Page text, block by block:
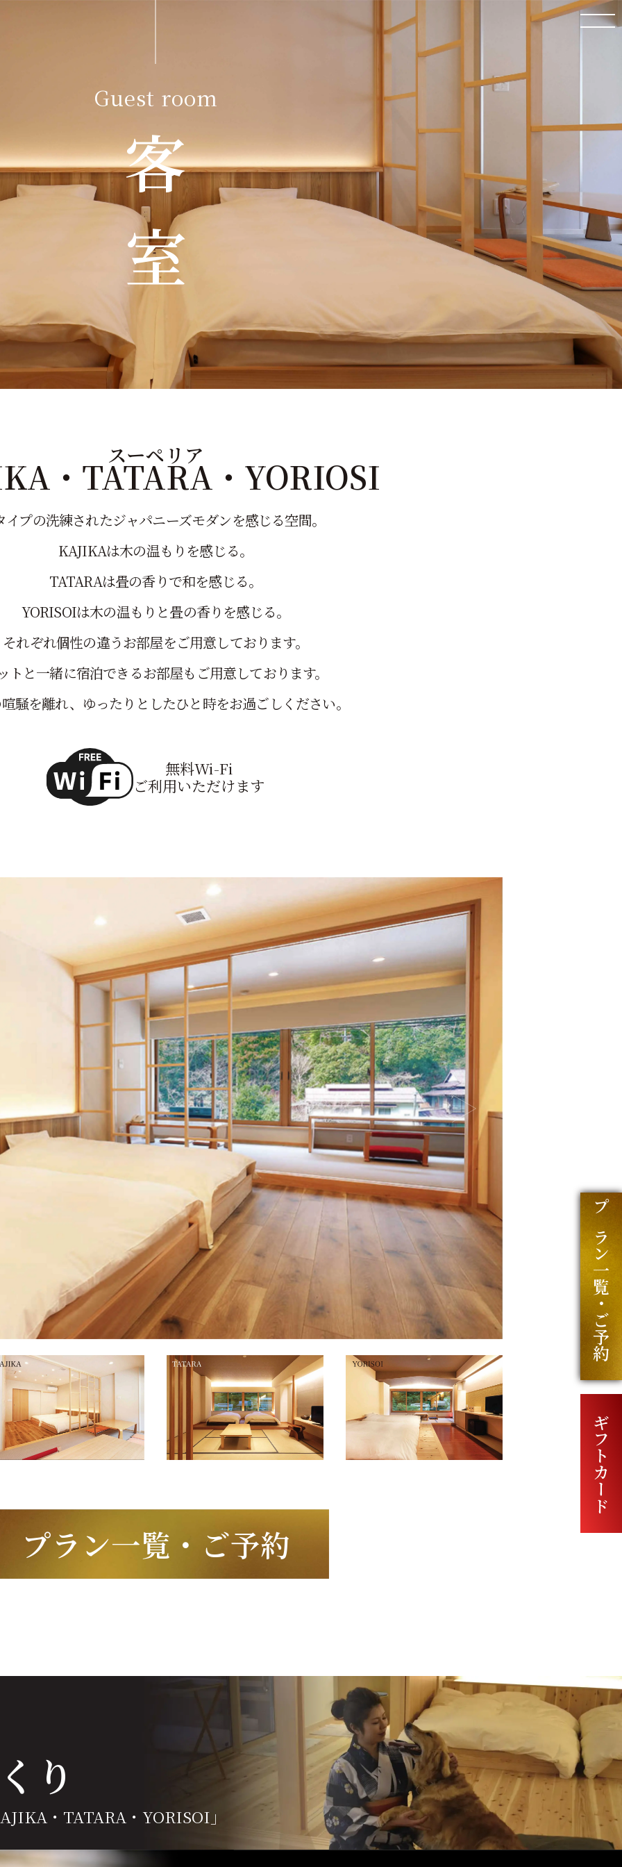
Guest room
客 室
スーペリア
・TATARA・YORIOSI
イプの洗練されたジャパニーズモダンを感じる空間。
KAJIKAは木の温もりを感じる。
TATARAは畳の香りで和を感じる。
YORISOIは木の温もりと畳の香りを感じる。
それぞれ個性の違うお部屋をご用意しております。
トと一緒に宿泊できるお部屋もご用意しております。
騒を離れ、ゆったりとしたひと時をお過ごしください。
無料Wi-Fi
ご利用いただけます
プラン一覧・ご予約
り
・TATARA・YORISOI」
プラン一覧・ご予約
ギフトカード